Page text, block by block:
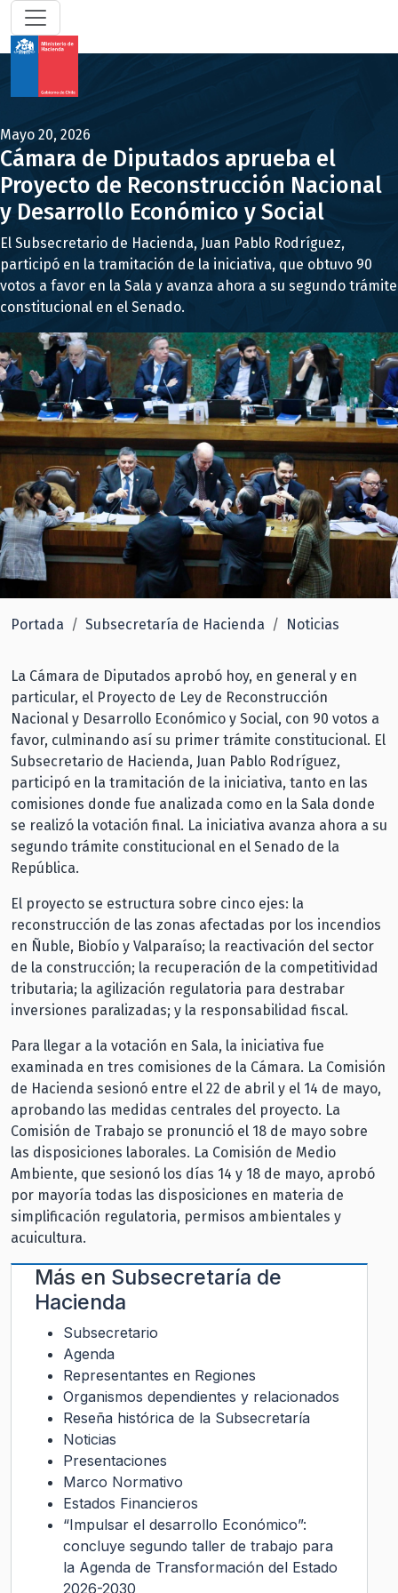
Mayo 20, 2026
Cámara de Diputados aprueba el
Proyecto de Reconstrucción Nacional
y Desarrollo Económico y Social
El Subsecretario de Hacienda, Juan Pablo Rodríguez,
participó en la tramitación de la iniciativa, que obtuvo 90
votos a favor en la Sala y avanza ahora a su segundo trámite
constitucional en el Senado.
Portada Subsecretaría de Hacienda Noticias
La Cámara de Diputados aprobó hoy, en general y en
particular, el Proyecto de Ley de Reconstrucción
Nacional y Desarrollo Económico y Social, con 90 votos a
favor, culminando así su primer trámite constitucional. El
Subsecretario de Hacienda, Juan Pablo Rodríguez,
participó en la tramitación de la iniciativa, tanto en las
comisiones donde fue analizada como en la Sala donde
se realizó la votación final. La iniciativa avanza ahora a su
segundo trámite constitucional en el Senado de la
República.
El proyecto se estructura sobre cinco ejes: la
reconstrucción de las zonas afectadas por los incendios
en Ñuble, Biobío y Valparaíso; la reactivación del sector
de la construcción; la recuperación de la competitividad
tributaria; la agilización regulatoria para destrabar
inversiones paralizadas; y la responsabilidad fiscal.
Para llegar a la votación en Sala, la iniciativa fue
examinada en tres comisiones de la Cámara. La Comisión
de Hacienda sesionó entre el 22 de abril y el 14 de mayo,
aprobando las medidas centrales del proyecto. La
Comisión de Trabajo se pronunció el 18 de mayo sobre
las disposiciones laborales. La Comisión de Medio
Ambiente, que sesionó los días 14 y 18 de mayo, aprobó
por mayoría todas las disposiciones en materia de
simplificación regulatoria, permisos ambientales y
acuicultura.
Más en Subsecretaría de
Hacienda
Subsecretario
Agenda
Representantes en Regiones
Organismos dependientes y relacionados
Reseña histórica de la Subsecretaría
Noticias
Presentaciones
Marco Normativo
Estados Financieros
“Impulsar el desarrollo Económico”:
concluye segundo taller de trabajo para
la Agenda de Transformación del Estado
2026-2030